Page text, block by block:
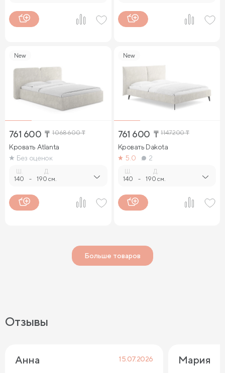
New
761 600 ₸ 1 068 600₸
Кровать Atlanta
Без оценок
Ш.
140 -
Д.
190 см.
New
761 600 ₸ 1 147 200₸
Кровать Dakota
5.0
2
Ш.
140 -
Д.
190 см.
Больше товаров
Отзывы
Анна 15.07.2026 Мария